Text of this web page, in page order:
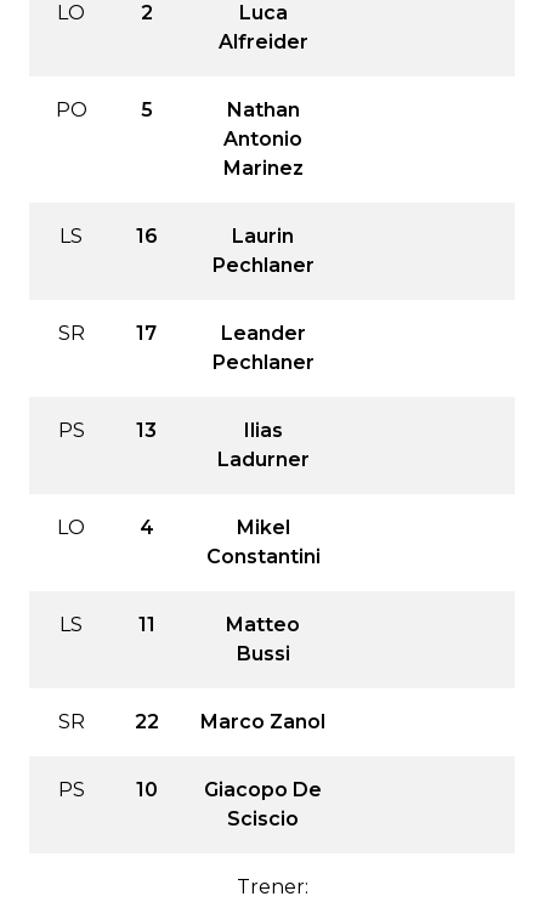
LO 2
Luca
Alfreider
PO 5
Nathan
Antonio
Marinez
LS 16
Laurin
Pechlaner
SR 17
Leander
Pechlaner
PS 13
Ilias
Ladurner
LO 4
Mikel
Constantini
LS 11
Matteo
Bussi
SR 22 Marco Zanol
PS 10
Giacopo De
Sciscio
Trener: